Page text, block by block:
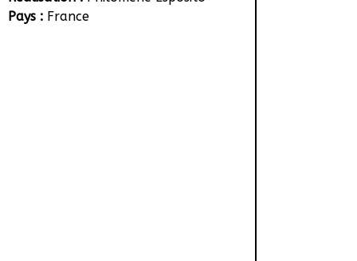
Pays : France